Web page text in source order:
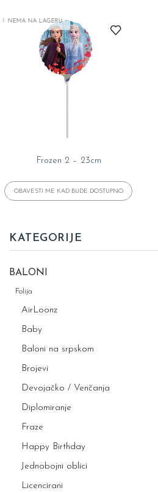
NEMA NA LAGERU
Frozen 2 – 23cm
KATEGORIJE
BALONI
Folija
AirLoonz
Baby
Baloni na srpskom
Brojevi
Devojačko / Venčanja
Diplomiranje
Fraze
Happy Birthday
Jednobojni oblici
Licencirani